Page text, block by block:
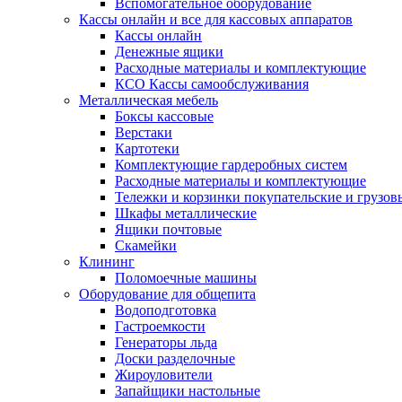
Вспомогательное оборудование
Кассы онлайн и все для кассовых аппаратов
Кассы онлайн
Денежные ящики
Расходные материалы и комплектующие
КСО Кассы самообслуживания
Металлическая мебель
Боксы кассовые
Верстаки
Картотеки
Комплектующие гардеробных систем
Расходные материалы и комплектующие
Тележки и корзинки покупательские и
Шкафы металлические
Ящики почтовые
Скамейки
Клининг
Поломоечные машины
Оборудование для общепита
Водоподготовка
Гастроемкости
Генераторы льда
Доски разделочные
Жироуловители
Запайщики настольные